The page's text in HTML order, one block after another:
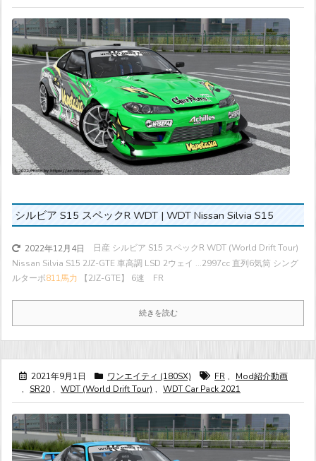
シルビア S15 スペックR WDT | WDT Nissan Silvia S15
2022年12月4日
日産 シルビア S15 スペックR WDT (World Drift Tour)
Nissan Silvia S15 2JZ-GTE 車高調 LSD 2ウェイ ...2997cc 直列6気筒 シング
ルターボ811馬力 【2JZ-GTE】 6速 FR
続きを読む
2021年9月1日 ワンエイティ (180SX) FR ,
Mod紹介動画
, SR20 , WDT (World Drift Tour) , WDT Car Pack 2021